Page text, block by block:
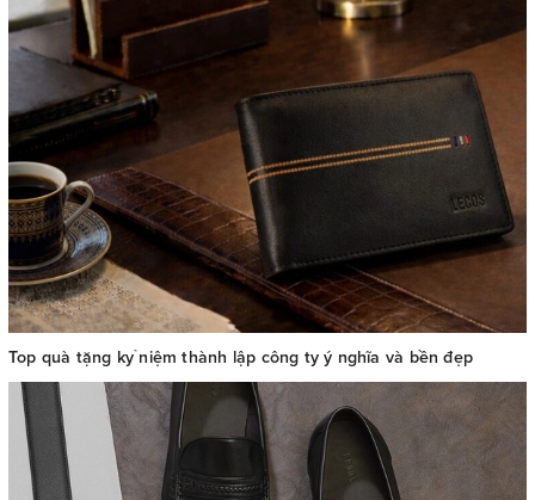
Top quà tặng kỷ niệm thành lập công ty ý nghĩa và bền đẹp